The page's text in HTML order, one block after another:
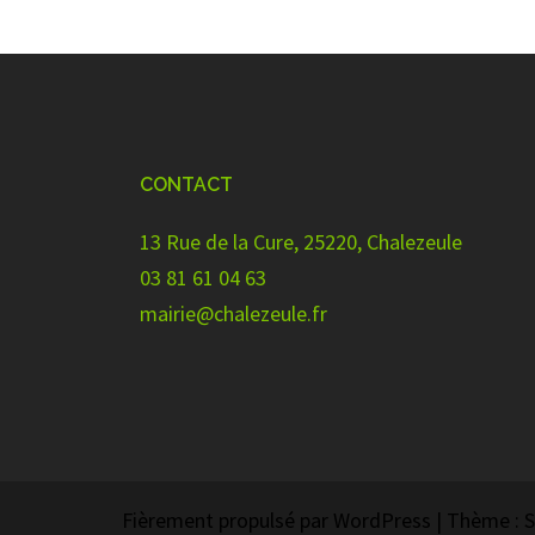
CONTACT
13 Rue de la Cure, 25220, Chalezeule
03 81 61 04 63
mairie@chalezeule.fr
Fièrement propulsé par WordPress | Thème :